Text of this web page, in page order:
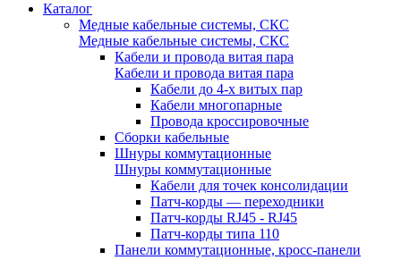
Каталог
Медные кабельные системы, СКС
Медные кабельные системы, СКС
Кабели и провода витая пара
Кабели и провода витая пара
Кабели до 4-х витых пар
Кабели многопарные
Провода кроссировочные
Сборки кабельные
Шнуры коммутационные
Шнуры коммутационные
Кабели для точек консолидации
Патч-корды — переходники
Патч-корды RJ45 - RJ45
Патч-корды типа 110
Панели коммутационные, кросс-панели